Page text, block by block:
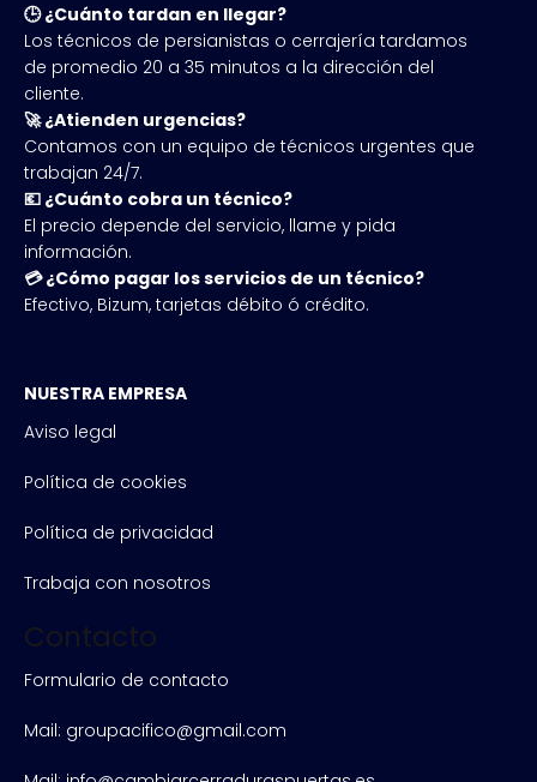
🕒 ¿Cuánto tardan en llegar?
Los técnicos de persianistas o cerrajería tardamos
de promedio 20 a 35 minutos a la dirección del
cliente.
🚀 ¿Atienden urgencias?
Contamos con un equipo de técnicos urgentes que
trabajan 24/7.
💶 ¿Cuánto cobra un técnico?
El precio depende del servicio, llame y pida
información.
💳 ¿Cómo pagar los servicios de un técnico?
Efectivo, Bizum, tarjetas débito ó crédito.
NUESTRA EMPRESA
Aviso legal
Política de cookies
Política de privacidad
Trabaja con nosotros
Contacto
Formulario de contacto
Mail: groupacifico@gmail.com